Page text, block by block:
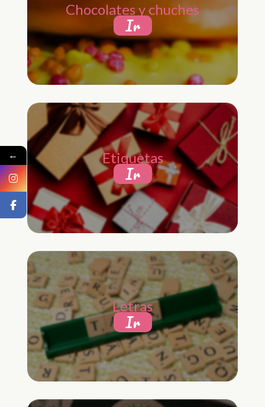
Chocolates y chuches
Ir
Etiquetas
Ir
Letras
Ir
←